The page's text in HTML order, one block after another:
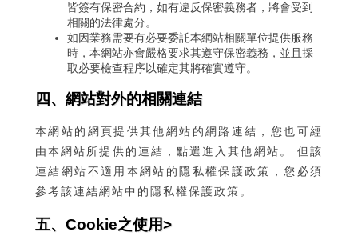
皆簽有保密合約，如有違反保密義務者，將會受到
相關的法律處分。
如因業務需要有必要委託本網站相關單位提供服務
時，本網站亦會嚴格要求其遵守保密義務，並且採
取必要檢查程序以確定其將確實遵守。
四、網站對外的相關連結
本網站的網頁提供其他網站的網路連結，您也可經
由本網站所提供的連結，點選進入其他網站。 但該
連結網站不適用本網站的隱私權保護政策，您必須
參考該連結網站中的隱私權保護政策。
五、Cookie之使用>